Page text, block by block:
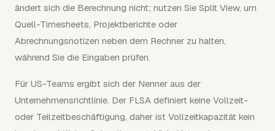
ändert sich die Berechnung nicht; nutzen Sie Split View, um
Quell-Timesheets, Projektberichte oder
Abrechnungsnotizen neben dem Rechner zu halten,
während Sie die Eingaben prüfen.
Für US-Teams ergibt sich der Nenner aus der
Unternehmensrichtlinie. Der FLSA definiert keine Vollzeit-
oder Teilzeitbeschäftigung, daher ist Vollzeitkapazität kein